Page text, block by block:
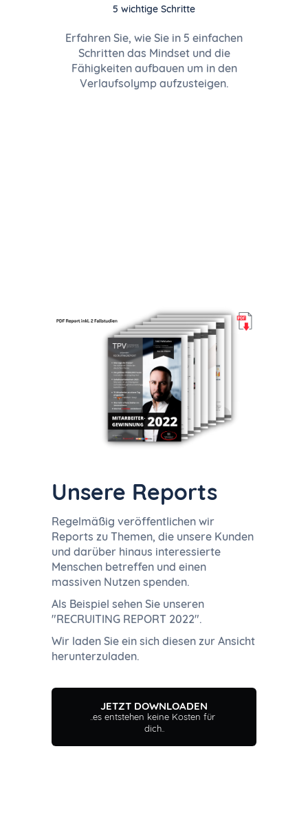
5 wichtige Schritte
Erfahren Sie, wie Sie in 5 einfachen
Schritten das Mindset und die
Fähigkeiten aufbauen um in den
Verlaufsolymp aufzusteigen.
Unsere Reports
Regelmäßig veröffentlichen wir
Reports zu Themen, die unsere Kunden
und darüber hinaus interessierte
Menschen betreffen und einen
massiven Nutzen spenden.
Als Beispiel sehen Sie unseren
"RECRUITING REPORT 2022".
Wir laden Sie ein sich diesen zur Ansicht
herunterzuladen.
JETZT DOWNLOADEN
..es entstehen keine Kosten für
dich..